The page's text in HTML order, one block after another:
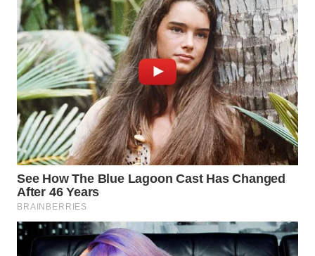
WN
MAJALENGKA
WN
SUBANG
WN
SUKABUMI
WN
PURWAKARTA
WN
PRIANGAN